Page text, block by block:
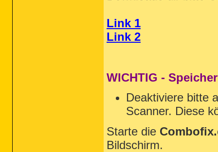
Link 1
Link 2
WICHTIG -
Deaktiviere bitte
Scanner. Diese
Starte die
Bildschirm.